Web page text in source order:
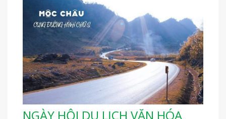
NGÀY HỘI DU LỊCH VĂN HÓA